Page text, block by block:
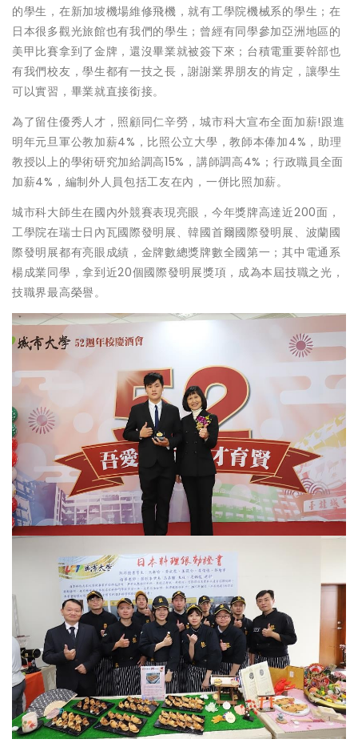
的學生，在新加坡機場維修飛機，就有工學院機械系的學生；在
日本很多觀光旅館也有我們的學生；曾經有同學參加亞洲地區的
美甲比賽拿到了金牌，還沒畢業就被簽下來；台積電重要幹部也
有我們校友，學生都有一技之長，謝謝業界朋友的肯定，讓學生
可以實習，畢業就直接銜接。
為了留住優秀人才，照顧同仁辛勞，城市科大宣布全面加薪!跟進
明年元旦軍公教加薪4%，比照公立大學，教師本俸加4%，助理
教授以上的學術研究加給調高15%，講師調高4%；行政職員全面
加薪4%，編制外人員包括工友在內，一併比照加薪。
城市科大師生在國內外競賽表現亮眼，今年獎牌高達近200面，
工學院在瑞士日內瓦國際發明展、韓國首爾國際發明展、波蘭國
際發明展都有亮眼成績，金牌數總獎牌數全國第一；其中電通系
楊成業同學，拿到近20個國際發明展獎項，成為本屆技職之光，
技職界最高榮譽。